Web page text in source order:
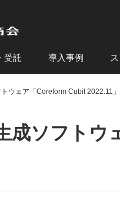
受託 導入事例
ウェア「Coreform Cubit 2022.11
成ソフト